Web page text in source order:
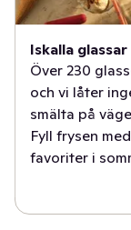
Iskalla glassar
Över 230
och vi låter
smälta på
Fyll frysen
favoriter i